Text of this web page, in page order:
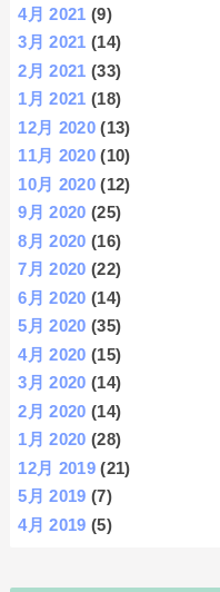
4月 2021 (9)
3月 2021 (14)
2月 2021 (33)
1月 2021 (18)
12月 2020 (13)
11月 2020 (10)
10月 2020 (12)
9月 2020 (25)
8月 2020 (16)
7月 2020 (22)
6月 2020 (14)
5月 2020 (35)
4月 2020 (15)
3月 2020 (14)
2月 2020 (14)
1月 2020 (28)
12月 2019 (21)
5月 2019 (7)
4月 2019 (5)